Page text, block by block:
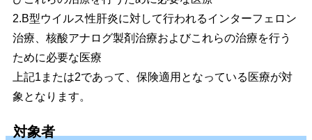
2.B型ウイルス性肝炎に対して行われるインターフェロン
治療、核酸アナログ製剤治療およびこれらの治療を行う
ために必要な医療
上記1または2であって、保険適用となっている医療が対
象となります。
対象者